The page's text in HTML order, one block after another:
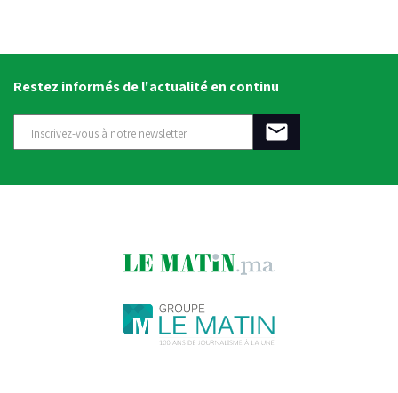
Restez informés de l'actualité en continu